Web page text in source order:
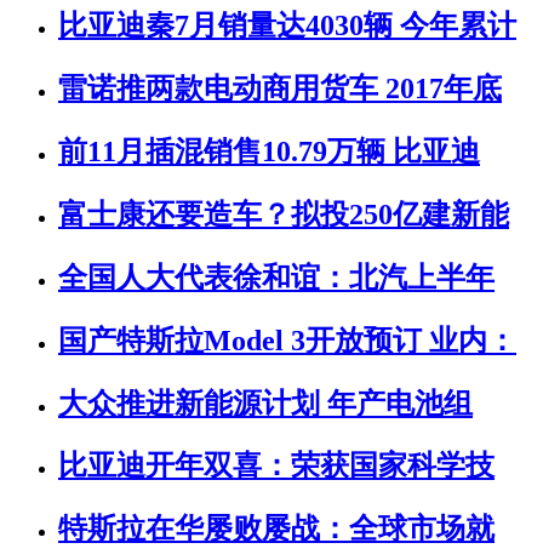
比亚迪秦7月销量达4030辆 今年累计
雷诺推两款电动商用货车 2017年底
前11月插混销售10.79万辆 比亚迪
富士康还要造车？拟投250亿建新能
全国人大代表徐和谊：北汽上半年
国产特斯拉Model 3开放预订 业内：
大众推进新能源计划 年产电池组
比亚迪开年双喜：荣获国家科学技
特斯拉在华屡败屡战：全球市场就